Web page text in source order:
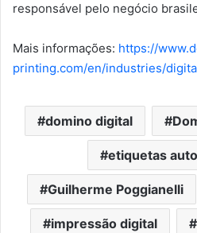
responsável pelo negócio
Mais informações: https://
printing.com/en/industries/
domino digital
etiquetas
Guilherme Poggianelli
impressão digital